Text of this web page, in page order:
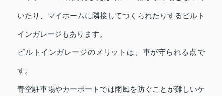
いたり、マイホームに隣接してつくられたりするビルト
インガレージもあります。
ビルトインガレージのメリットは、車が守られる点で
す。
青空駐車場やカーポートでは雨風を防ぐことが難しいケ